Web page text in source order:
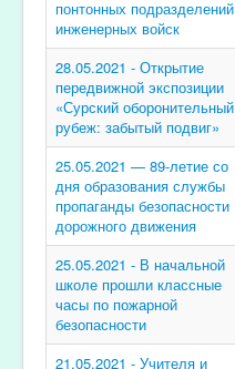
понтонных подразделений
инженерных войск
28.05.2021 - Открытие
передвижной экспозиции
«Сурский оборонительный
рубеж: забытый подвиг»
25.05.2021 — 89-летие со
дня образования службы
пропаганды безопасности
дорожного движения
25.05.2021 - В начальной
школе прошли классные
часы по пожарной
безопасности
21.05.2021 - Учителя и